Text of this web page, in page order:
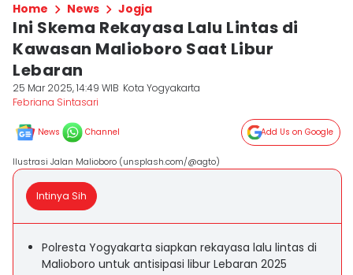
Home News Jogja
Ini Skema Rekayasa Lalu Lintas di
Kawasan Malioboro Saat Libur
Lebaran
25 Mar 2025, 14:49 WIB Kota Yogyakarta
Febriana Sintasari
News Channel Add Us on Google
Ilustrasi Jalan Malioboro (unsplash.com/@agto)
Intinya Sih
Polresta Yogyakarta siapkan rekayasa lalu lintas di
Malioboro untuk antisipasi libur Lebaran 2025